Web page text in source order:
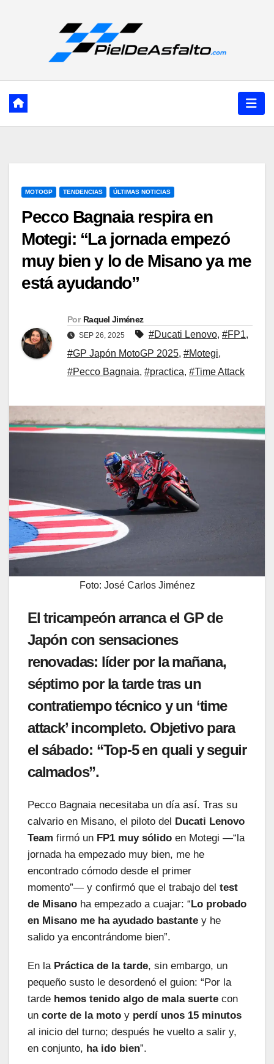
MOTOGP TENDENCIAS ÚLTIMAS NOTICIAS
Pecco Bagnaia respira en
Motegi: “La jornada empezó
muy bien y lo de Misano ya me
está ayudando”
Por Raquel Jiménez
SEP 26, 2025 #Ducati Lenovo, #FP1,
#GP Japón MotoGP 2025, #Motegi,
#Pecco Bagnaia, #practica, #Time Attack
Foto: José Carlos Jiménez
El tricampeón arranca el GP de
Japón con sensaciones
renovadas: líder por la mañana,
séptimo por la tarde tras un
contratiempo técnico y un ‘time
attack’ incompleto. Objetivo para
el sábado: “Top-5 en quali y seguir
calmados”.
Pecco Bagnaia necesitaba un día así. Tras su
calvario en Misano, el piloto del Ducati Lenovo
Team firmó un FP1 muy sólido en Motegi —“la
jornada ha empezado muy bien, me he
encontrado cómodo desde el primer
momento”— y confirmó que el trabajo del test
de Misano ha empezado a cuajar: “Lo probado
en Misano me ha ayudado bastante y he
salido ya encontrándome bien”.
En la Práctica de la tarde, sin embargo, un
pequeño susto le desordenó el guion: “Por la
tarde hemos tenido algo de mala suerte con
un corte de la moto y perdí unos 15 minutos
al inicio del turno; después he vuelto a salir y,
en conjunto, ha ido bien”.